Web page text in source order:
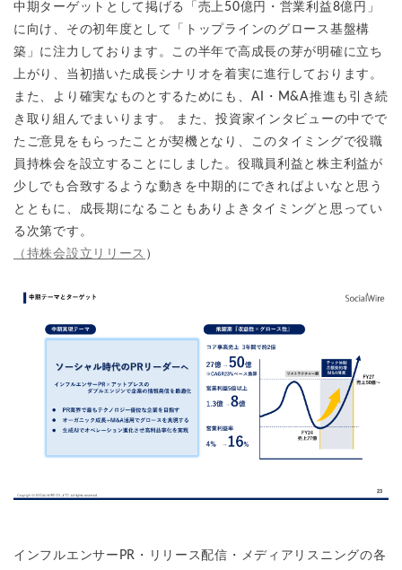
中期ターゲットとして掲げる「売上50億円・営業利益8億円」
に向け、その初年度として「トップラインのグロース基盤構
築」に注力しております。この半年で高成長の芽が明確に立ち
上がり、当初描いた成長シナリオを着実に進行しております。
また、より確実なものとするためにも、AI・M&A推進も引き続
き取り組んでまいります。 また、投資家インタビューの中でで
たご意見をもらったことが契機となり、このタイミングで役職
員持株会を設立することにしました。役職員利益と株主利益が
少しでも合致するような動きを中期的にできればよいなと思う
とともに、成長期になることもありよきタイミングと思ってい
る次第です。
（持株会設立リリース ）
インフルエンサーPR・リリース配信・メディアリスニングの各